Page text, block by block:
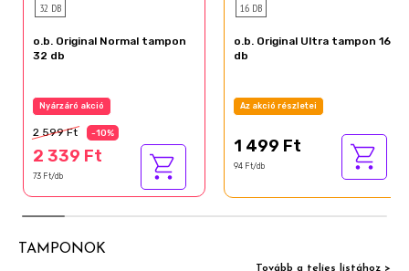
32 DB
o.b. Original Normal tampon
32 db
Nyárzáró akció
2 599 Ft -10%
2 339 Ft
73 Ft/db
16 DB
o.b. Original Ultra tampon 16
db
Az akció részletei
1 499 Ft
94 Ft/db
TAMPONOK
Tovább a teljes listához >